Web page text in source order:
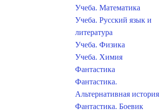
Учеба. Математика
Учеба. Русский язык и
литература
Учеба. Физика
Учеба. Химия
Фантастика
Фантастика.
Альтернативная история
Фантастика. Боевик